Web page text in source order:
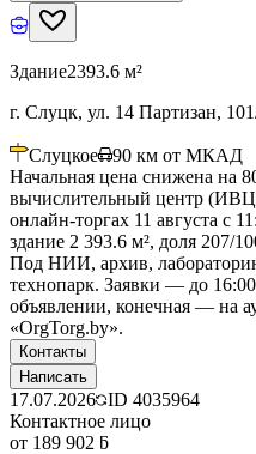
Здание2393.6 м²
г. Слуцк, ул. 14 Партизан,
Слуцкое 90 км от МКАД
Начальная цена снижена на
вычислительный центр
онлайн-торгах 11 августа с
здание 2 393.6 м², доля 207/
Под НИИ, архив,
технопарк. Заявки — до
объявлении, конечная — на
«OrgTorg.by».
Контакты
Написать
17.07.2026 ID 4035964
Контактное лицо
от 189 902 ƃ